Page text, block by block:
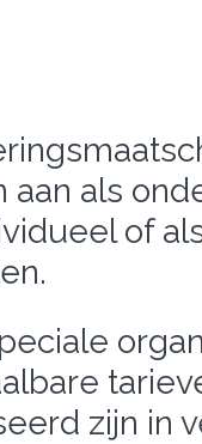
als
of
zijn in